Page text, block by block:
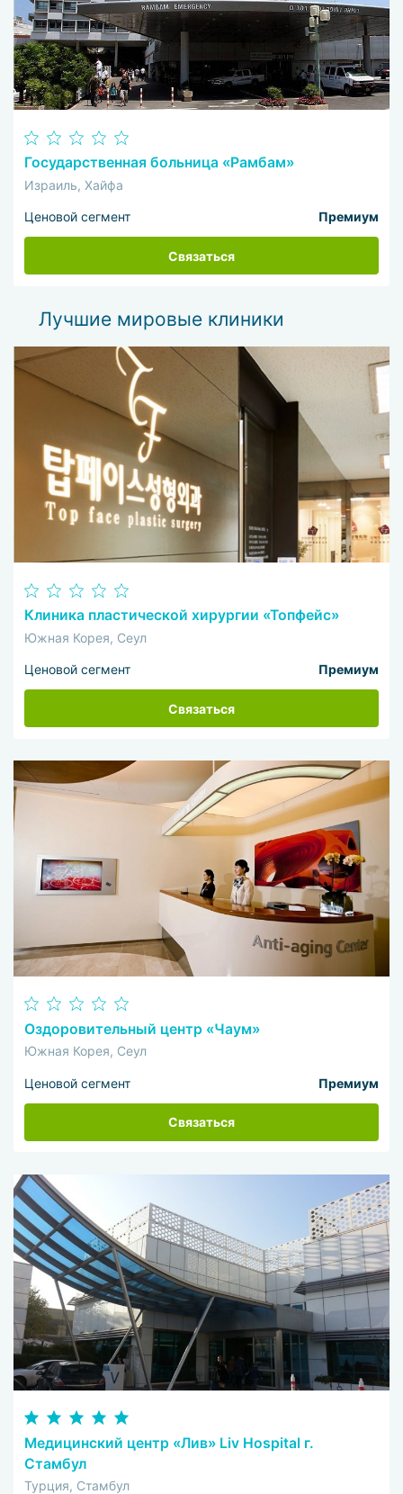
Государственная больница «Рамбам»
Израиль, Хайфа
Ценовой сегмент Премиум
Связаться
Лучшие мировые клиники
Клиника пластической хирургии «Топфейс»
Южная Корея, Сеул
Ценовой сегмент Премиум
Связаться
Оздоровительный центр «Чаум»
Южная Корея, Сеул
Ценовой сегмент Премиум
Связаться
Медицинский центр «Лив» Liv Hospital г.
Стамбул
Турция, Стамбул